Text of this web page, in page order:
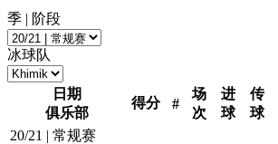
季 | 阶段
冰球队
日期
俱乐部
得分 #
场
次
进
球
传
球
20/21 | 常规赛